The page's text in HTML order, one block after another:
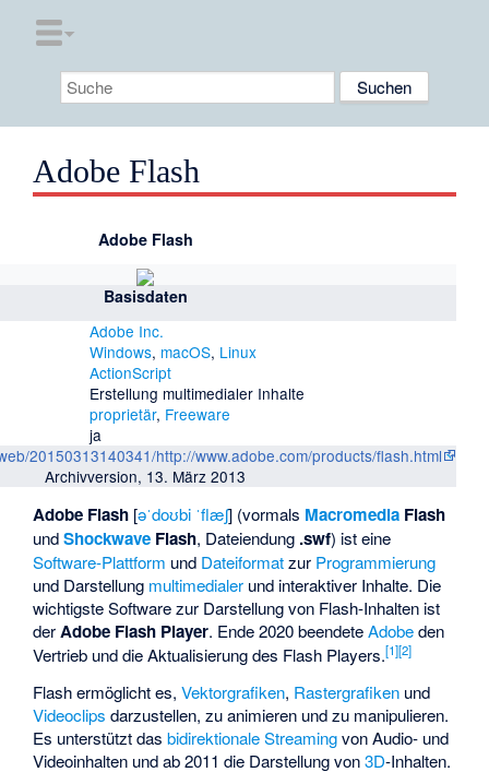
Adobe Flash
Adobe Flash
Basisdaten
Adobe Inc.
Windows, macOS, Linux
ActionScript
Erstellung multimedialer Inhalte
proprietär, Freeware
ja
20150313140341/http://www.adobe.com/products/flash.html
Archivversion, 13. März 2013
Adobe Flash [əˈdoʊbi ˈflæʃ] (vormals Macromedia Flash
undShockwave Flash, Dateiendung .swf) ist eine
Software-Plattform und Dateiformatzur Programmierung
und Darstellung multimedialer und interaktiver Inhalte. Die
wichtigste Software zur Darstellung von Flash-Inhalten ist
der Adobe Flash Player. Ende 2020 beendeteAdobeden
Vertrieb und die Aktualisierung des Flash Players.[1][2]
Flash ermöglicht es,Vektorgrafiken, Rastergrafiken und
Videoclips darzustellen, zu animieren und zu manipulieren.
Es unterstützt dasbidirektionale Streamingvon Audio- und
Videoinhalten und ab 2011 die Darstellung von3D-Inhalten.